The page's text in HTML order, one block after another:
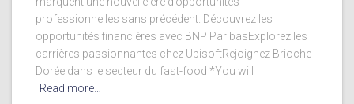
professionnelles sans précédent. Découvrez les
opportunités financières avec BNP ParibasExplorez les
carrières passionnantes chez UbisoftRejoignez Brioche
Dorée dans le secteur du fast-food *You will
Read more…